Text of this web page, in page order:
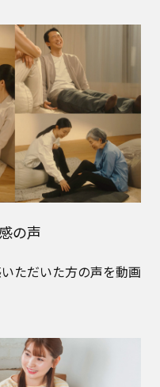
の声
ただいた方の声を動画